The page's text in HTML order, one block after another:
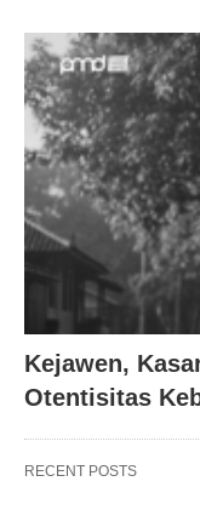
Kejawen,
Otentisitas
RECENT POSTS